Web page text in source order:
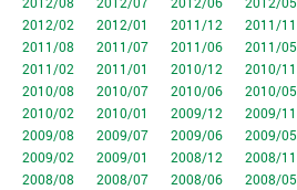
2012/02
2012/01 2011/12 2011/11
2011/08
2011/07 2011/06 2011/05
2011/02
2011/01 2010/12 2010/11
2010/08
2010/07 2010/06 2010/05
2010/02
2010/01 2009/12 2009/11
2009/08
2009/07 2009/06 2009/05
2009/02
2009/01 2008/12 2008/11
2008/08
2008/07 2008/06 2008/05